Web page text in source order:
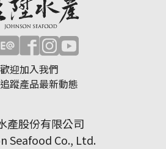
歡迎加入我們
蹤產品最新動態
產股份有限公司
Seafood Co., Ltd.